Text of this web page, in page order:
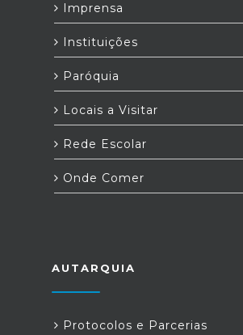
Imprensa
Instituições
Paróquia
Locais a Visitar
Rede Escolar
Onde Comer
AUTARQUIA
Protocolos e Parcerias